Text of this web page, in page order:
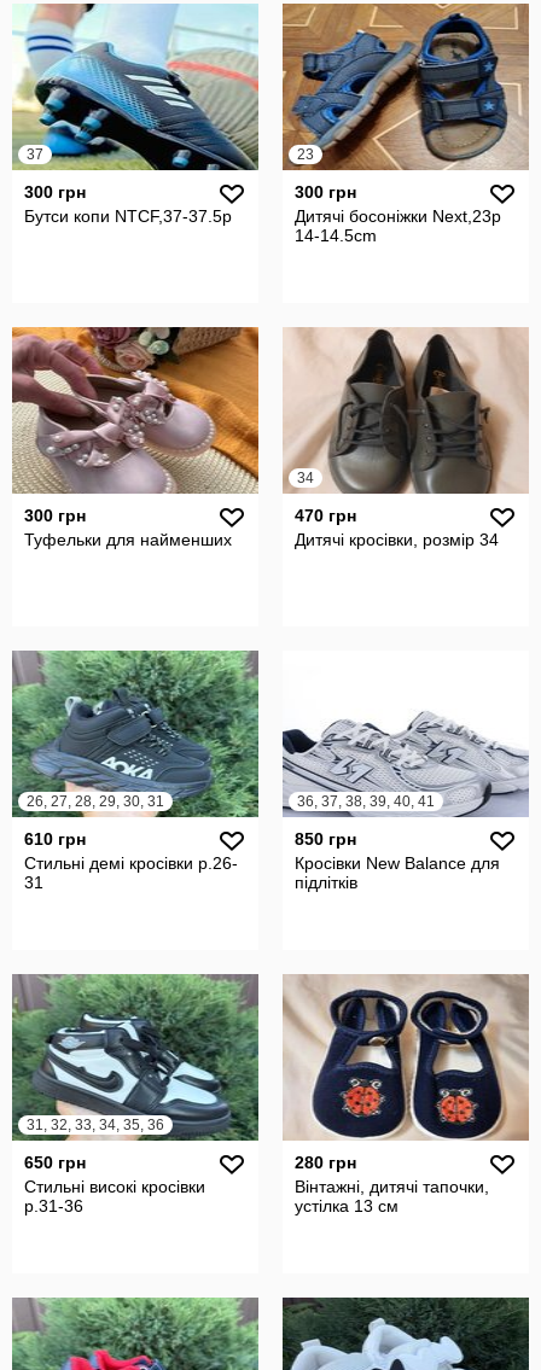
37
300 грн
Бутси копи NTCF,37-37.5p
23
300 грн
Дитячі босоніжки Next,23p
14-14.5cm
300 грн
Туфельки для найменших
34
470 грн
Дитячі кросівки, розмір 34
26, 27, 28, 29, 30, 31
610 грн
Стильні демі кросівки р.26-
31
36, 37, 38, 39, 40, 41
850 грн
Кросівки New Balance для
підлітків
31, 32, 33, 34, 35, 36
650 грн
Стильні високі кросівки
р.31-36
280 грн
Вінтажні, дитячі тапочки,
устілка 13 см